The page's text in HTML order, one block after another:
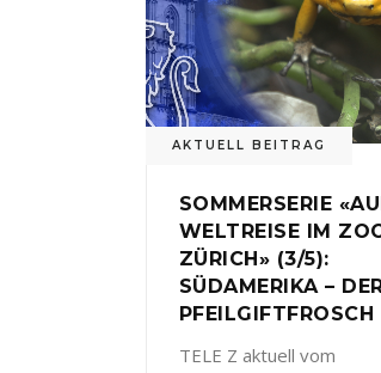
AKTUELL BEITRAG
SOMMERSERIE
WELTREISE IM
ZÜRICH» (3/5):
SÜDAMERIKA –
PFEILGIFTFROSCH
TELE Z aktuell vom